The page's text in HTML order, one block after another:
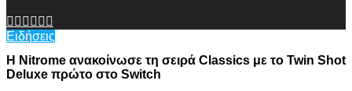
Ειδήσεις
Η Nitrome ανακοίνωσε τη σειρά Classics με το Twin Shot
Deluxe πρώτο στο Switch